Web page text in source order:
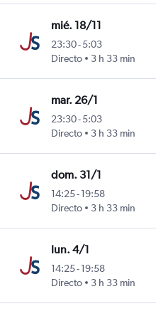
mié. 18/11
23:30-5:03
Directo
3 h 33 min
mar. 26/1
23:30-5:03
Directo
3 h 33 min
dom. 31/1
14:25-19:58
Directo
3 h 33 min
lun. 4/1
14:25-19:58
Directo
3 h 33 min